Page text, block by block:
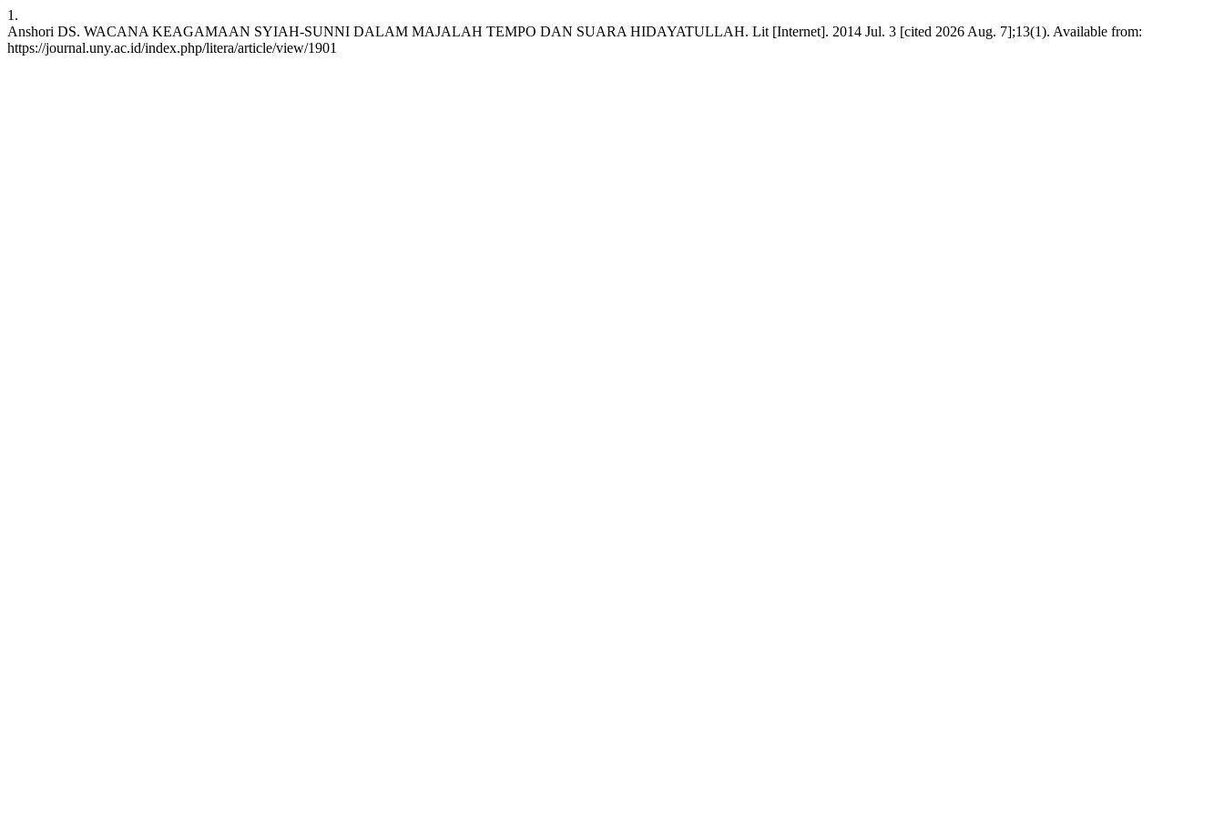
1.
Anshori DS. WACANA KEAGAMAAN SYIAH-SUNNI DALAM MAJALAH TEMPO DAN SUARA HIDAYATULLAH. Lit [Internet]. 2014 Jul. 3 [cited 2026 Aug. 7];13(1). Available from:
https://journal.uny.ac.id/index.php/litera/article/view/1901